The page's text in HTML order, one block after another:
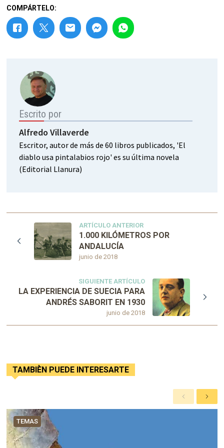
COMPÁRTELO:
Escrito por
Alfredo Villaverde
Escritor, autor de más de 60 libros publicados, 'El
diablo usa pintalabios rojo' es su última novela
(Editorial Llanura)
ARTÍCULO ANTERIOR
junio de 2018
1.000 KILÓMETROS POR
ANDALUCÍA
SIGUIENTE ARTÍCULO
junio de 2018
LA EXPERIENCIA DE SUECIA PARA
ANDRÉS SABORIT EN 1930
TAMBIÈN PUEDE INTERESARTE
A
n
S
i
TEMAS